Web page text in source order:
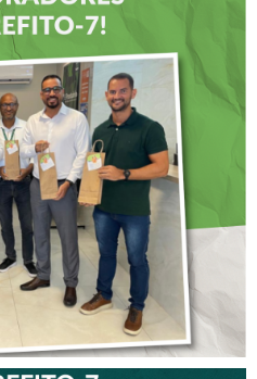
PAIS É
PARA
DO
7